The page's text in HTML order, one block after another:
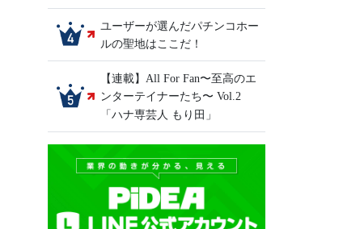
ユーザーが選んだパチンコホー
ルの聖地はここだ！
【連載】All For Fan〜至高のエ
ンターテイナーたち〜 Vol.2
「ハナ専芸人 もり田」